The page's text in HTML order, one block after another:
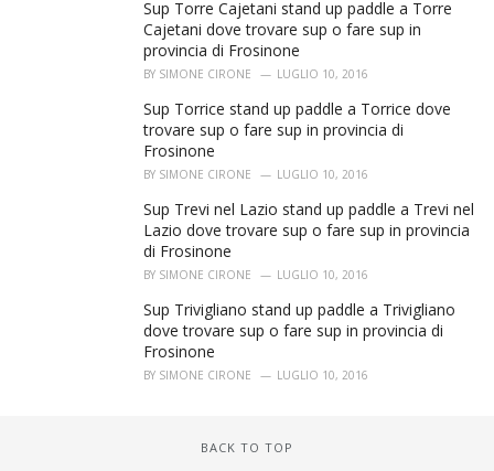
Sup Torre Cajetani stand up paddle a Torre
Cajetani dove trovare sup o fare sup in
provincia di Frosinone
BY SIMONE CIRONE LUGLIO 10, 2016
Sup Torrice stand up paddle a Torrice dove
trovare sup o fare sup in provincia di
Frosinone
BY SIMONE CIRONE LUGLIO 10, 2016
Sup Trevi nel Lazio stand up paddle a Trevi nel
Lazio dove trovare sup o fare sup in provincia
di Frosinone
BY SIMONE CIRONE LUGLIO 10, 2016
Sup Trivigliano stand up paddle a Trivigliano
dove trovare sup o fare sup in provincia di
Frosinone
BY SIMONE CIRONE LUGLIO 10, 2016
BACK TO TOP